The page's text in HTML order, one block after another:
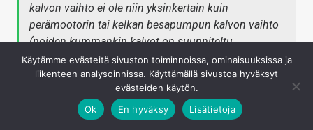
kalvon vaihto ei ole niin yksinkertain kuin
perämootorin tai kelkan besapumpun kalvon vaihto
(noiden kummankin kalvot on suunniteltu
vaihdettaviksi).
Pääsääntöiseti kalvo valitaan pumpattavan fluidin /
olosuhteiden mukaan.
Käytämme evästeitä sivuston toiminnoissa, ominaisuuksissa ja
liikenteen analysoinnissa. Käyttämällä sivustoa hyväksyt
evästeiden käytön.
Ok
En hyväksy Lisätietoja